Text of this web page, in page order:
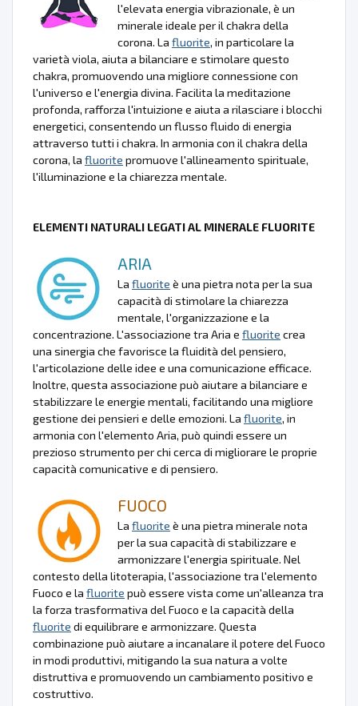
l'elevata energia vibrazionale, è un
minerale ideale per il chakra della
corona. La fluorite, in particolare la
varietà viola, aiuta a bilanciare e stimolare questo
chakra, promuovendo una migliore connessione con
l'universo e l'energia divina. Facilita la meditazione
profonda, rafforza l'intuizione e aiuta a rilasciare i blocchi
energetici, consentendo un flusso fluido di energia
attraverso tutti i chakra. In armonia con il chakra della
corona, la fluorite promuove l'allineamento spirituale,
l'illuminazione e la chiarezza mentale.
ELEMENTI NATURALI LEGATI AL MINERALE FLUORITE
ARIA
La fluorite è una pietra nota per la sua
capacità di stimolare la chiarezza
mentale, l'organizzazione e la
concentrazione. L'associazione tra Aria e fluorite crea
una sinergia che favorisce la fluidità del pensiero,
l'articolazione delle idee e una comunicazione efficace.
Inoltre, questa associazione può aiutare a bilanciare e
stabilizzare le energie mentali, facilitando una migliore
gestione dei pensieri e delle emozioni. La fluorite, in
armonia con l'elemento Aria, può quindi essere un
prezioso strumento per chi cerca di migliorare le proprie
capacità comunicative e di pensiero.
FUOCO
La fluorite è una pietra minerale nota
per la sua capacità di stabilizzare e
armonizzare l'energia spirituale. Nel
contesto della litoterapia, l'associazione tra l'elemento
Fuoco e la fluorite può essere vista come un'alleanza tra
la forza trasformativa del Fuoco e la capacità della
fluorite di equilibrare e armonizzare. Questa
combinazione può aiutare a incanalare il potere del Fuoco
in modi produttivi, mitigando la sua natura a volte
distruttiva e promuovendo un cambiamento positivo e
costruttivo.